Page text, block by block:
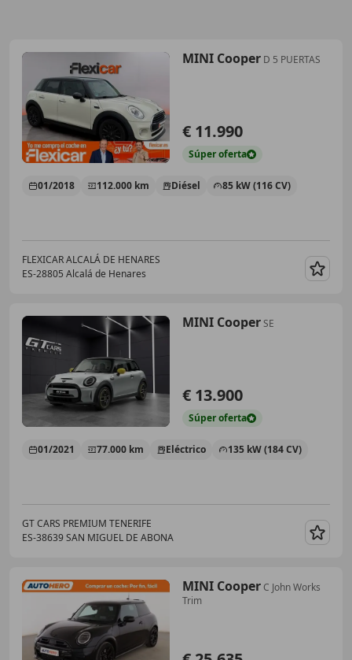
MINI Cooper D 5 PUERTAS
€ 11.990
Súperoferta
01/2018 112.000 km Diésel 85 kW (116 CV)
FLEXICAR ALCALÁ DE HENARES
ES-28805 Alcalá de Henares
MINI CooperSE
€ 13.900
Súperoferta
01/2021 77.000 km Eléctrico 135 kW (184 CV)
GT CARS PREMIUM TENERIFE
ES-38639 SAN MIGUEL DE ABONA
MINI CooperC John Works
Trim